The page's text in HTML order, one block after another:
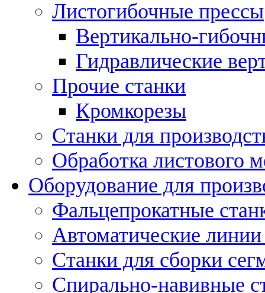
Листогибочные прессы
Вертикально-
Гидравлические
Прочие станки
Кромкорезы
Станки для
Обработка листового
Оборудование для
Фальцепрокатные
Автоматические линии
Станки для сборки
Спирально-навивные